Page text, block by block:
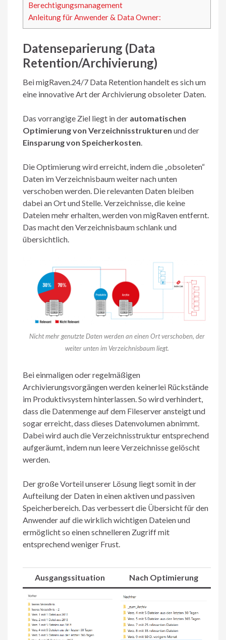
Berechtigungsmanagement
Anleitung für Anwender & Data Owner:
Datenseparierung (Data
Retention/Archivierung)
Bei migRaven.24/7 Data Retention handelt es sich um
eine innovative Art der Archivierung obsoleter Daten.
Das vorrangige Ziel liegt in der automatischen
Optimierung von Verzeichnisstrukturen und der
Einsparung von Speicherkosten.
Die Optimierung wird erreicht, indem die „obsoleten“
Daten im Verzeichnisbaum weiter nach unten
verschoben werden. Die relevanten Daten bleiben
dabei an Ort und Stelle. Verzeichnisse, die keine
Dateien mehr erhalten, werden von migRaven entfernt.
Das macht den Verzeichnisbaum schlank und
übersichtlich.
Nicht mehr genutzte Daten werden an einen Ort verschoben, der
weiter unten im Verzeichnisbaum liegt.
Bei einmaligen oder regelmäßigen
Archivierungsvorgängen werden keinerlei Rückstände
im Produktivsystem hinterlassen. So wird verhindert,
dass die Datenmenge auf dem Fileserver ansteigt und
sogar erreicht, dass dieses Datenvolumen abnimmt.
Dabei wird auch die Verzeichnisstruktur entsprechend
aufgeräumt, indem nun leere Verzeichnisse gelöscht
werden.
Der große Vorteil unserer Lösung liegt somit in der
Aufteilung der Daten in einen aktiven und passiven
Speicherbereich. Das verbessert die Übersicht für den
Anwender auf die wirklich wichtigen Dateien und
ermöglicht so einen schnelleren Zugriff mit
entsprechend weniger Frust.
Ausgangssituation Nach Optimierung